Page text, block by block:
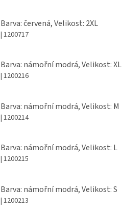
Barva: červená, Velikost: 2XL
| 1200717
Barva: námořní modrá, Velikost: XL
| 1200216
Barva: námořní modrá, Velikost: M
| 1200214
Barva: námořní modrá, Velikost: L
| 1200215
Barva: námořní modrá, Velikost: S
| 1200213